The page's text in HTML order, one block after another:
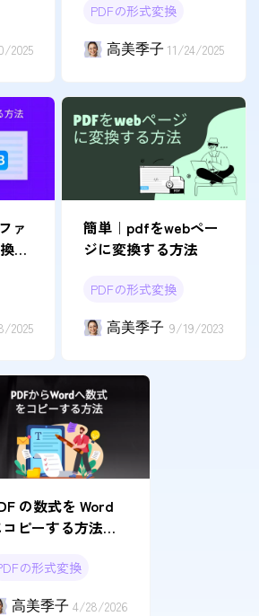
2025
フラインの選択肢付
PDFの形式変換
高美季子 11/24/2025
ァ
す
2025
簡単｜pdfをwebペー
ジに変換する方法
PDFの形式変換
高美季子 9/19/2023
の数式を Word
コピーする方法
の形式変換
高美季子 4/28/2026